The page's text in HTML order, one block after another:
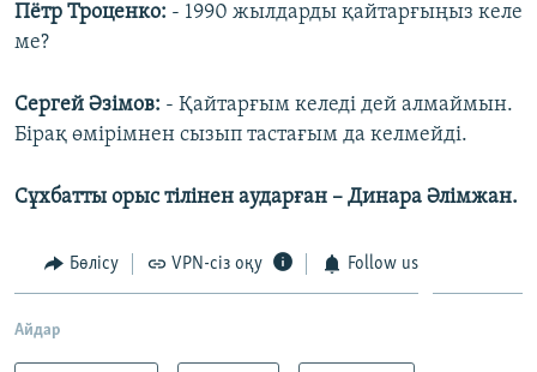
Пётр Троценко: - 1990 жылдарды қайтарғыңыз келе
ме?
Сергей Әзімов: - Қайтарғым келеді дей алмаймын.
Бірақ өмірімнен сызып тастағым да келмейді.
Сұхбатты орыс тілінен аударған – Динара Әлімжан.
Бөлісу VPN-сіз оқу Follow us
Айдар